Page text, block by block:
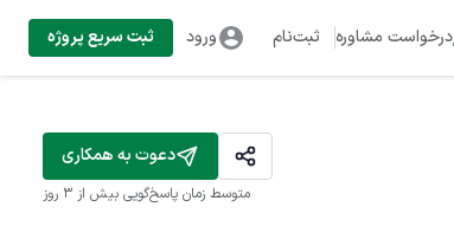
درخواست مشاوره ثبت‌نام ورود ثبت سریع پروژه
دعوت به همکاری
متوسط زمان پاسخ‌گویی بیش از ۳ روز